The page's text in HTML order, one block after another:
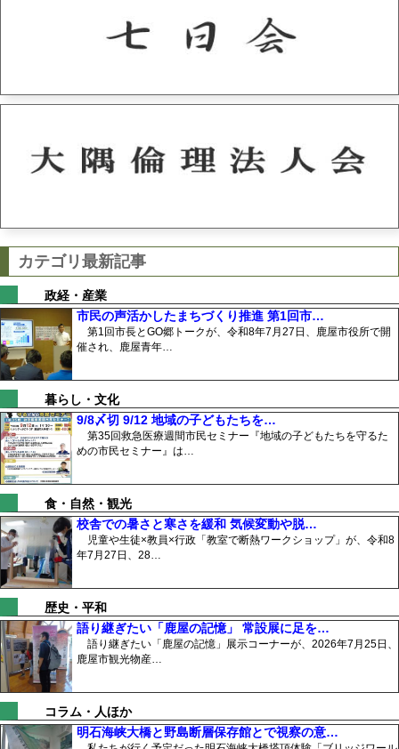
カテゴリ最新記事
政経・産業
市民の声活かしたまちづくり推進 第1回市…
第1回市長とGO郷トークが、令和8年7月27日、鹿屋市役所で開
催され、鹿屋青年…
暮らし・文化
9/8〆切 9/12 地域の子どもたちを…
第35回救急医療週間市民セミナー『地域の子どもたちを守るた
めの市民セミナー』は…
食・自然・観光
校舎での暑さと寒さを緩和 気候変動や脱…
児童や生徒×教員×行政「教室で断熱ワークショップ」が、令和8
年7月27日、28…
歴史・平和
語り継ぎたい「鹿屋の記憶」 常設展に足を…
語り継ぎたい「鹿屋の記憶」展示コーナーが、2026年7月25日、
鹿屋市観光物産…
コラム・人ほか
明石海峡大橋と野島断層保存館とで視察の意…